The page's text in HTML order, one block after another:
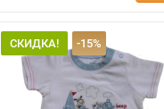
СКИДКА! -15%